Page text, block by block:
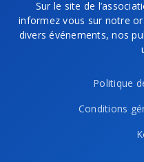
Sur le site de
informez vous sur notre
divers événements, nos
Politique
Conditions